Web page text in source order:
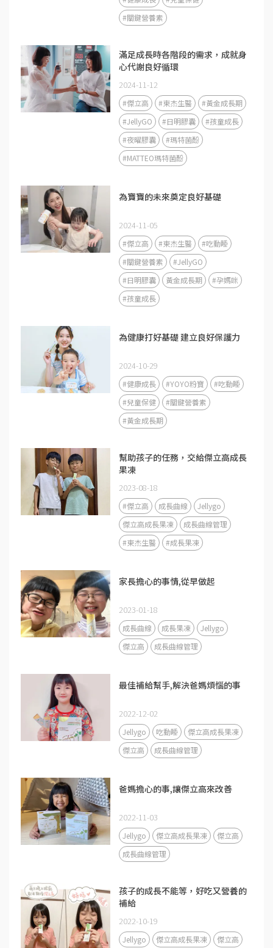
#關鍵營養素
滿足成長時各階段的需求，成就身
心代謝良好循環
2024-11-12
#傑立高 #東杰生醫
#黃金成長期
#JellyGO
#日明膠囊
#孩童成長
#夜曜膠囊
#瑪特菌酚
#MATTEO瑪特菌酚
為寶寶的未來奠定良好基礎
2024-11-05
#傑立高 #東杰生醫
#吃動睡
#關鍵營養素
#JellyGO
#日明膠囊
黃金成長期
#孕媽咪
#孩童成長
為健康打好基礎 建立良好保護力
2024-10-29
#健康成長 #YOYO粉寶
#吃動睡
#兒童保健
#關鍵營養素
#黃金成長期
幫助孩子的任務，交給傑立高成長
果凍
2023-08-18
#傑立高 成長曲線
Jellygo
傑立高成長果凍
成長曲線管理
#東杰生醫
#成長果凍
家長擔心的事情,從早做起
2023-01-18
成長曲線 成長果凍
Jellygo
傑立高
成長曲線管理
最佳補給幫手,解決爸媽煩惱的事
2022-12-02
Jellygo 吃動睡
傑立高成長果凍
傑立高
成長曲線管理
爸媽擔心的事,讓傑立高來改善
2022-11-03
Jellygo 傑立高成長果凍
傑立高
成長曲線管理
孩子的成長不能等，好吃又營養的
補給
2022-10-19
Jellygo 傑立高成長果凍
傑立高